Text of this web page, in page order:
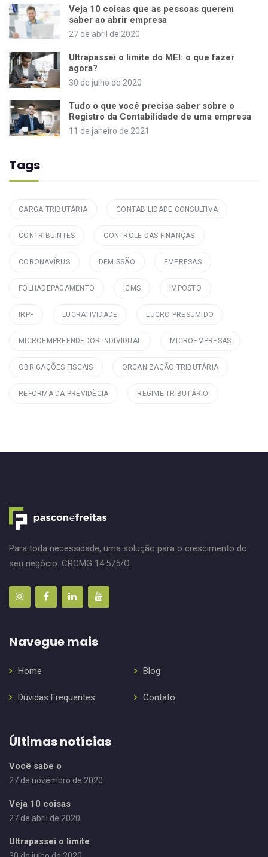
Veja 10 coisas que as pessoas querem
saber ao abrir empresa
27 de abril de 2020
Ultrapassei o limite do MEI: o que fazer
agora?
30 de julho de 2020
Tudo o que você precisa saber sobre o
Registro da Contabilidade de uma empresa
11 de janeiro de 2021
Tags
CARGA TRIBUTÁRIA CONTABILIDADE CONSULTIVA
CONTRIBUINTES CONTROLE DAS FINANÇAS
CORONAVÍRUS DEMISSÃO EMPRESAS
FOLHADEPAGAMENTO ICMS IMPOSTO
IRPF LUCRATIVIDADE LUCRO PRESUMIDO
MICROEMPREENDEDOR INDIVIDUAL MICROEMPRESAS
OBRIGAÇÕES FISCAIS ORGANIZAÇÃO TRIBUTÁRIA
REFORMA DA PREVIDÊCIA REGIME TRIBUTÁRIO
Para toda necessidade, uma solução para o crescimento do
seu negócio. CRCMG 14.575/O.
Navegue mais
Home Blog
Dúvidas Frequentes Contato
Últimas notícias
Você sabe o
27 de novembro de 2020
Veja 10 coisas
27 de abril de 2020
Ultrapassei o limite